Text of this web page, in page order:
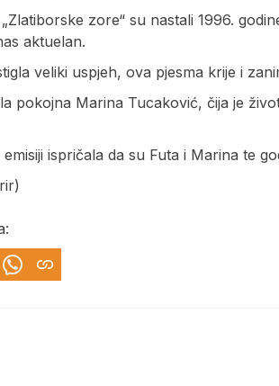
zore“ su nastali 1996.
aktuelan.
veliki uspjeh, ova pjesma krije i
pokojna Marina Tucaković, čija je
ispričala da su Futa i Marina te